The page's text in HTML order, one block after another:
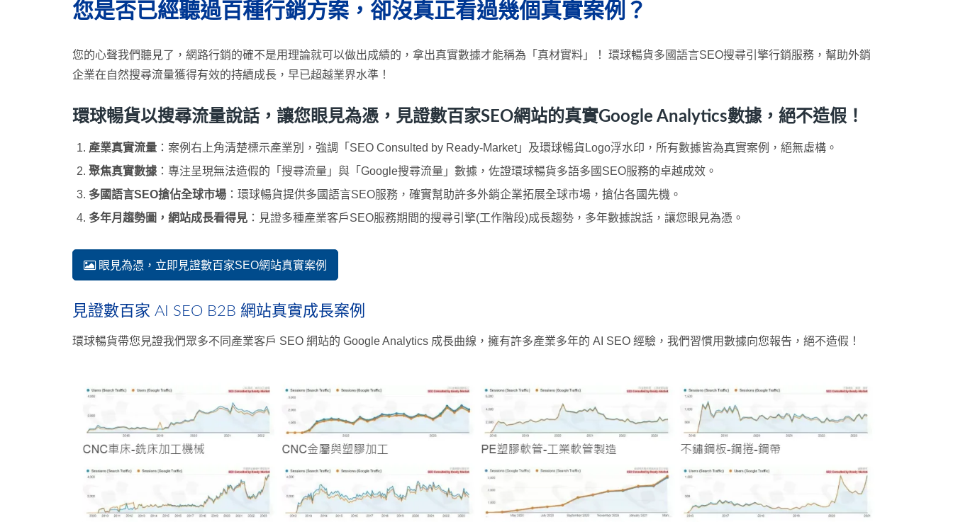
您是否已經聽過百種行銷方案，卻沒真正看過幾個真實案例？
您的心聲我們聽見了，網路行銷的確不是用理論就可以做出成績的，拿出真實數據才能稱為「真材實料」！ 環球暢貨多國語言SEO搜尋引擎行銷服務，幫助外銷
企業在自然搜尋流量獲得有效的持續成長，早已超越業界水準！
環球暢貨以搜尋流量說話，讓您眼見為憑，見證數百家SEO網站的真實Google Analytics數據，絕不造假！
產業真實流量 ：案例右上角清楚標示產業別，強調「SEO Consulted by Ready-Market」及環球暢貨Logo浮水印，所有數據皆為真實案例，絕無虛構。
聚焦真實數據 ：專注呈現無法造假的「搜尋流量」與「Google搜尋流量」數據，佐證環球暢貨多語多國SEO服務的卓越成效。
多國語言SEO搶佔全球市場 ：環球暢貨提供多國語言SEO服務，確實幫助許多外銷企業拓展全球市場，搶佔各國先機。
多年月趨勢圖，網站成長看得見 ：見證多種產業客戶SEO服務期間的搜尋引擎(工作階段)成長趨勢，多年數據說話，讓您眼見為憑。
眼見為憑，立即見證數百家SEO網站真實案例
見證數百家 AI SEO B2B 網站真實成長案例
環球暢貨帶您見證我們眾多不同產業客戶 SEO 網站的 Google Analytics 成長曲線，擁有許多產業多年的 AI SEO 經驗，我們習慣用數據向您報告，絕不造假！